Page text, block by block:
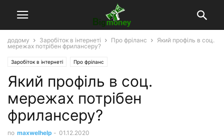
додому Заробіток в інтернеті Про фріланс
Який профіль в соц.
мережах потрібен фрилансеру?
Заробіток в інтернеті Про фріланс
Який профіль в соц.
мережах потрібен
фрилансеру?
по maxwelhelp - 01.12.2020